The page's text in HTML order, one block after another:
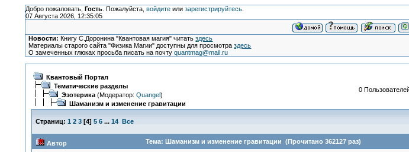
Добро пожаловать, Гость. Пожалуйста, войдитеили зарегистрируйтесь.
07 Августа 2026, 12:35:05
Новости: Книгу С.Доронина "Квантовая магия" читатьздесь
Материалы старого сайта "Физика Магии" доступны для просмотраздесь
О замеченных глюках просьба писать на почтуquantmag@mail.ru
Квантовый Портал
Тематические разделы
Эзотерика(Модератор: Quangel)
Шаманизм и изменение гравитации
0
Страниц: 1 2 3[4] 5 6 ... 14 Все
Автор Тема: Шаманизм и изменение гравитации (Прочитано 362127 раз)